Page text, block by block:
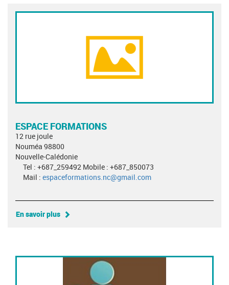
ESPACE FORMATIONS
12 rue joule
Nouméa 98800
Nouvelle-Calédonie
Tel : +687_259492 Mobile : +687_850073
Mail : espaceformations.nc@gmail.com
En savoir plus